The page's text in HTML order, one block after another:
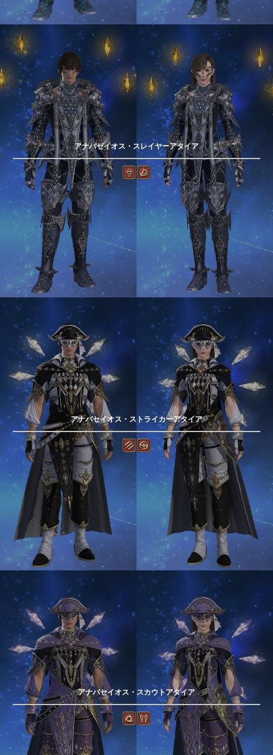
アナバセイオス・スレイヤーアタイア
アナバセイオス・ストライカーアタイア
アナバセイオス・スカウトアタイア